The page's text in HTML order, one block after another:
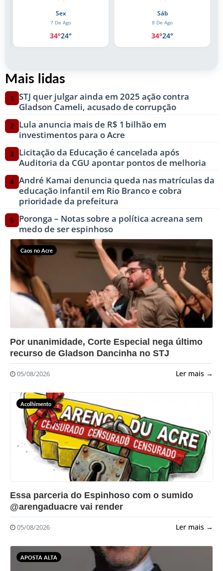
Sáb
8 De Ago
34°24°
Dom
9 De Ago
34°25°
Mais lidas
1
STJ quer julgar ainda em 2025 ação contra
Gladson Cameli, acusado de corrupção
2 Lula anuncia mais de R$ 1 bilhão em
investimentos para o Acre
3 Licitação da Educação é cancelada após
Auditoria da CGU apontar pontos de melhoria
4 André Kamai denuncia queda nas matrículas da
educação infantil em Rio Branco e cobra
prioridade da prefeitura
5 Poronga – Notas sobre a política acreana sem
medo de ser espinhoso
Caos no Acre
?>
Por unanimidade, Corte Especial nega último
recurso de Gladson Dancinha no STJ
05/08/2026 Ler mais →
Acolhimento
?>
Essa parceria do Espinhoso com o sumido
@arengaduacre vai render
05/08/2026 Ler mais →
APOSTA ALTA